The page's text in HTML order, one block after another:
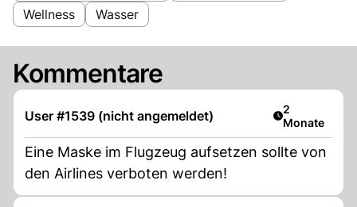
Wellness
Wasser
Kommentare
User #1539 (nicht angemeldet) Artikel
2
Monate
Eine Maske im Flugzeug aufsetzen sollte von
den Airlines verboten werden!